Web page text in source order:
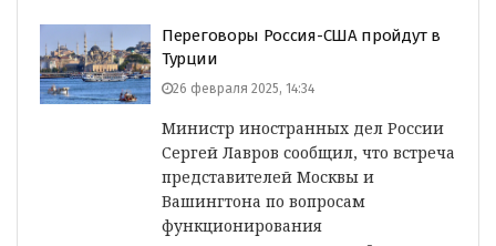
Переговоры Россия-США пройдут в
Турции
26 февраля 2025, 14:34
Министр иностранных дел России
Сергей Лавров сообщил, что встреча
представителей Москвы и
Вашингтона по вопросам
функционирования